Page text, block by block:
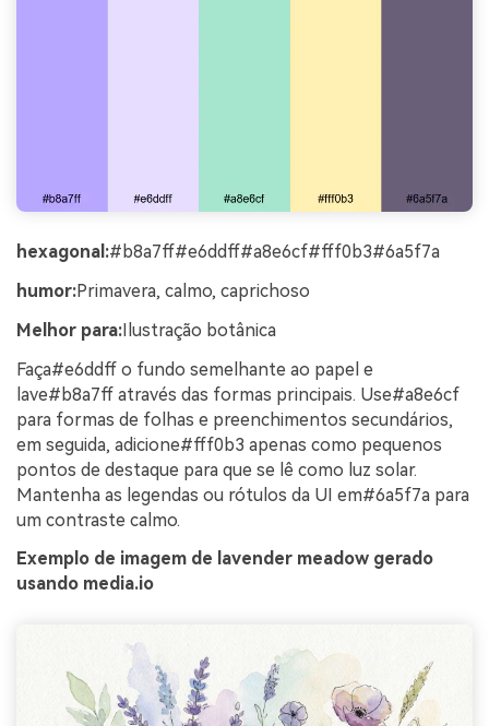
hexagonal:#b8a7ff#e6ddff#a8e6cf#fff0b3#6a5f7a
humor:Primavera, calmo, caprichoso
Melhor para:Ilustração botânica
Faça#e6ddff o fundo semelhante ao papel e
lave#b8a7ff através das formas principais. Use#a8e6cf
para formas de folhas e preenchimentos secundários,
em seguida, adicione#fff0b3 apenas como pequenos
pontos de destaque para que se lê como luz solar.
Mantenha as legendas ou rótulos da UI em#6a5f7a para
um contraste calmo.
Exemplo de imagem de lavender meadow gerado
usando media.io